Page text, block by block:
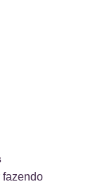
fazendo